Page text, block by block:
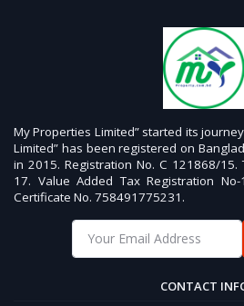
My Properties Limited” started its
Limited” has been registered on
in 2015. Registration No. C 121868/15.
17. Value Added Tax Registration No-
Certificate No. 758491775231.
CONTACT